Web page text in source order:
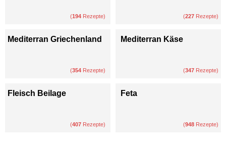
(194 Rezepte) (227 Rezepte)
Mediterran Griechenland
(354 Rezepte)
Mediterran Käse
(347 Rezepte)
Fleisch Beilage
(407 Rezepte)
Feta
(948 Rezepte)